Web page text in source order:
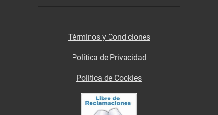
Términos y Condiciones
Política de Privacidad
Politica de Cookies